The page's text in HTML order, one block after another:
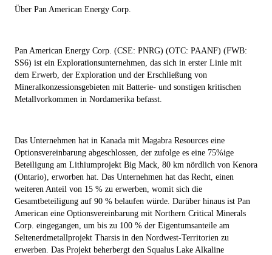
Über Pan American Energy Corp.
Pan American Energy Corp. (CSE: PNRG) (OTC: PAANF) (FWB:
SS6) ist ein Explorationsunternehmen, das sich in erster Linie mit
dem Erwerb, der Exploration und der Erschließung von
Mineralkonzessionsgebieten mit Batterie- und sonstigen kritischen
Metallvorkommen in Nordamerika befasst.
Das Unternehmen hat in Kanada mit Magabra Resources eine
Optionsvereinbarung abgeschlossen, der zufolge es eine 75%ige
Beteiligung am Lithiumprojekt Big Mack, 80 km nördlich von Kenora
(Ontario), erworben hat. Das Unternehmen hat das Recht, einen
weiteren Anteil von 15 % zu erwerben, womit sich die
Gesamtbeteiligung auf 90 % belaufen würde. Darüber hinaus ist Pan
American eine Optionsvereinbarung mit Northern Critical Minerals
Corp. eingegangen, um bis zu 100 % der Eigentumsanteile am
Seltenerdmetallprojekt Tharsis in den Nordwest-Territorien zu
erwerben. Das Projekt beherbergt den Squalus Lake Alkaline